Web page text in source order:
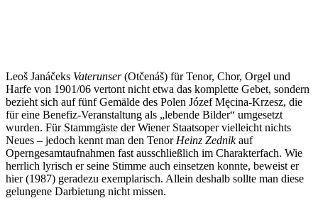
Leoš Janáčeks Vaterunser(Otčenáš) für Tenor, Chor, Orgel und
Harfe von 1901/06 vertont nicht etwa das komplette Gebet, sondern
bezieht sich auf fünf Gemälde des Polen Józef Męcina-Krzesz, die
für eine Benefiz-Veranstaltung als „lebende Bilder“ umgesetzt
wurden. Für Stammgäste der Wiener Staatsoper vielleicht nichts
Neues – jedoch kennt man den Tenor Heinz Zednikauf
Operngesamtaufnahmen fast ausschließlich im Charakterfach. Wie
herrlich lyrisch er seine Stimme auch einsetzen konnte, beweist er
hier (1987) geradezu exemplarisch. Allein deshalb sollte man diese
gelungene Darbietung nicht missen.